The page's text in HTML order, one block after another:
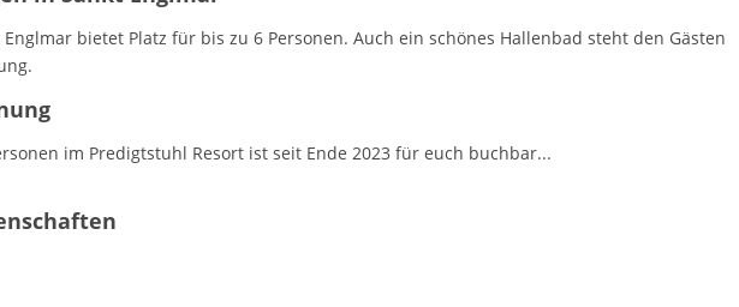
bietet Platz für bis zu 6 Personen. Auch ein schönes Hallenbad steht den Gästen
im Predigtstuhl Resort ist seit Ende 2023 für euch buchbar...